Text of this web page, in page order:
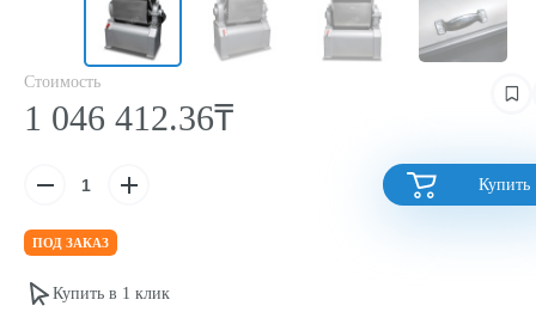
Стоимость
1 046 412.36₸
Купить
ПОД ЗАКАЗ
Купить в 1 клик